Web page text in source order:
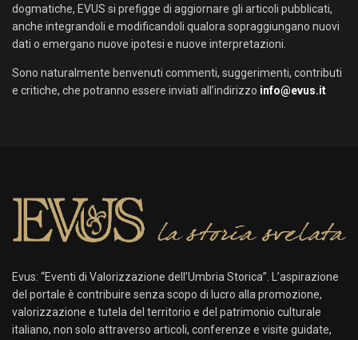
dogmatiche, EVUS si prefigge di aggiornare gli articoli pubblicati,
anche integrandoli e modificandoli qualora sopraggiungano nuovi
dati o emergano nuove ipotesi e nuove interpretazioni.
Sono naturalmente benvenuti commenti, suggerimenti, contributi
e critiche, che potranno essere inviati all’indirizzo info@evus.it
Evus: “Eventi di Valorizzazione dell’Umbria Storica”. L’aspirazione
del portale è contribuire senza scopo di lucro alla promozione,
valorizzazione e tutela del territorio e del patrimonio culturale
italiano, non solo attraverso articoli, conferenze e visite guidate,